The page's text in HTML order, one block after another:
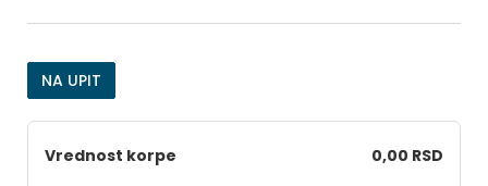
NA UPIT
Vrednost korpe 0,00 RSD